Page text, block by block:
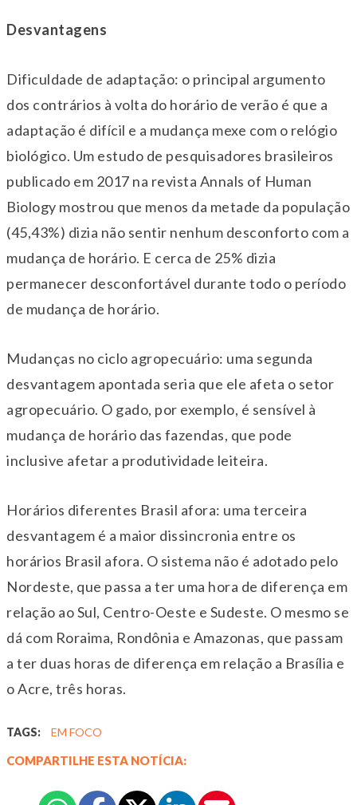
Desvantagens
Dificuldade de adaptação: o principal argumento
dos contrários à volta do horário de verão é que a
adaptação é difícil e a mudança mexe com o relógio
biológico. Um estudo de pesquisadores brasileiros
publicado em 2017 na revista Annals of Human
Biology mostrou que menos da metade da população
(45,43%) dizia não sentir nenhum desconforto com a
mudança de horário. E cerca de 25% dizia
permanecer desconfortável durante todo o período
de mudança de horário.
Mudanças no ciclo agropecuário: uma segunda
desvantagem apontada seria que ele afeta o setor
agropecuário. O gado, por exemplo, é sensível à
mudança de horário das fazendas, que pode
inclusive afetar a produtividade leiteira.
Horários diferentes Brasil afora: uma terceira
desvantagem é a maior dissincronia entre os
horários Brasil afora. O sistema não é adotado pelo
Nordeste, que passa a ter uma hora de diferença em
relação ao Sul, Centro-Oeste e Sudeste. O mesmo se
dá com Roraima, Rondônia e Amazonas, que passam
a ter duas horas de diferença em relação a Brasília e
o Acre, três horas.
TAGS: EM FOCO
COMPARTILHE ESTA NOTÍCIA: